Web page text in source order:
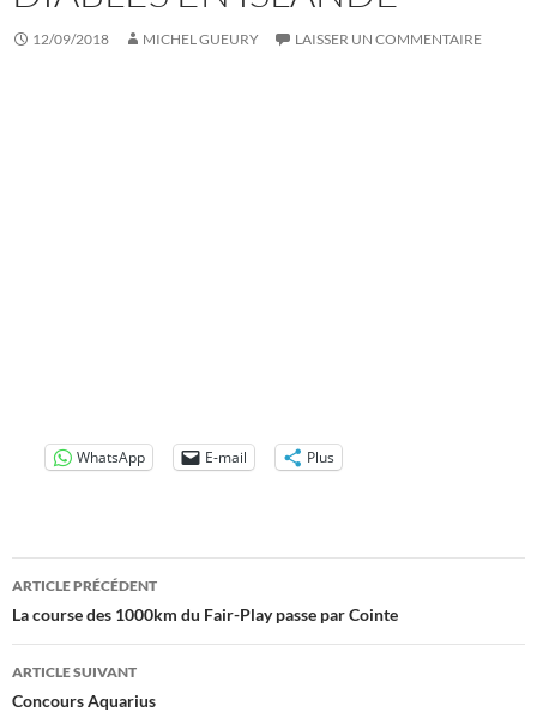
12/09/2018 MICHEL GUEURY LAISSER UN COMMENTAIRE
WhatsApp E-mail Plus
Navigation
des
articles
ARTICLE PRÉCÉDENT
La course des 1000km du Fair-Play passe par Cointe
ARTICLE SUIVANT
Concours Aquarius